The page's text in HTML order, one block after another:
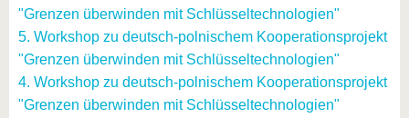
"Grenzen überwinden mit Schlüsseltechnologien"
5. Workshop zu deutsch-polnischem Kooperationsprojekt
"Grenzen überwinden mit Schlüsseltechnologien"
4. Workshop zu deutsch-polnischem Kooperationsprojekt
"Grenzen überwinden mit Schlüsseltechnologien"